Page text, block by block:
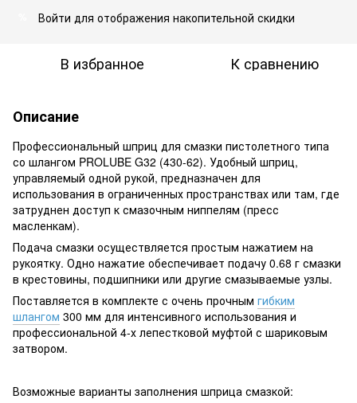
Войти для отображения накопительной скидки
В избранное К сравнению
Описание
Профессиональный шприц для смазки пистолетного типа
со шлангом PROLUBE G32 (430-62). Удобный шприц,
управляемый одной рукой, предназначен для
использования в ограниченных пространствах или там, где
затруднен доступ к смазочным ниппелям (пресс
масленкам).
Подача смазки осуществляется простым нажатием на
рукоятку. Одно нажатие обеспечивает подачу 0.68 г смазки
в крестовины, подшипники или другие смазываемые узлы.
Поставляется в комплекте с очень прочным гибким
шлангом 300 мм для интенсивного использования и
профессиональной 4-х лепестковой муфтой с шариковым
затвором.
Возможные варианты заполнения шприца смазкой: